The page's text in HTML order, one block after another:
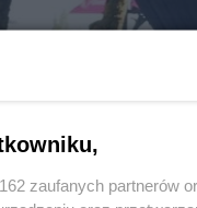
zaufanych partnerów